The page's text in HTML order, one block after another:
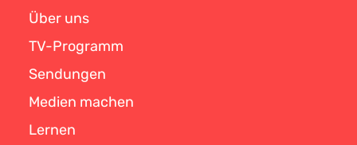
Über uns
TV-Programm
Sendungen
Medien machen
Lernen